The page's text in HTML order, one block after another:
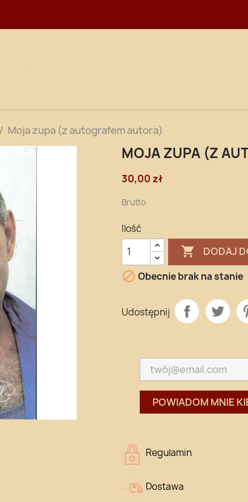
Moja zupa (z autografem autora)
MOJA ZUPA (Z
30,00 zł
Brutto
Ilość
 DODAJ
 Obecnie brak na stanie
Udostępnij
POWIADOM MNIE
Regulamin
Dostawa